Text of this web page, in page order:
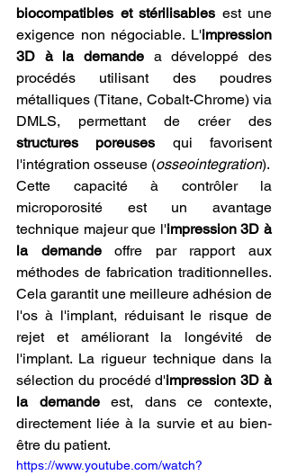
biocompatibles et stérilisables est une
exigence non négociable. L'impression
3D à la demande a développé des
procédés utilisant des poudres
métalliques (Titane, Cobalt-Chrome) via
structures poreuses qui favorisent
l'intégration osseuse (osseointegration).
Cette capacité à contrôler la
microporosité est un avantage
technique majeur que l'impression 3D à
la demande offre par rapport aux
méthodes de fabrication traditionnelles.
Cela garantit une meilleure adhésion de
l'os à l'implant, réduisant le risque de
rejet et améliorant la longévité de
l'implant. La rigueur technique dans la
sélection du procédé d'impression 3D à
la demande est, dans ce contexte,
directement liée à la survie et au bien-
être du patient.
https://www.youtube.com/watch?